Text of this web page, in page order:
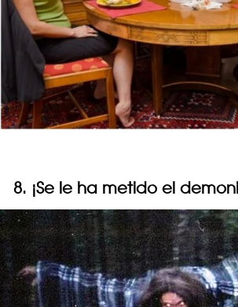
8. ¡Se le ha metido el